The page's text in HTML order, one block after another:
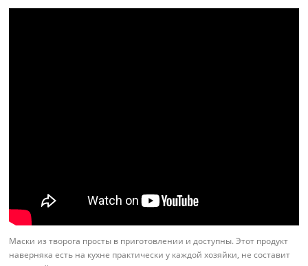
Маски из творога просты в приготовлении и доступны. Этот продукт
наверняка есть на кухне практически у каждой хозяйки, не составит